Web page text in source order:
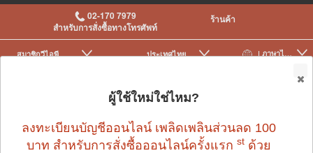
02-170 7979
สำหรับการสั่งซื้อทางโทรศัพท์
ร้านค้า
| ภาษาไทย
ประเทศไทย
สมาชิกวีไอพี
|
ผู้ใช้ใหม่ใช่ไหม?
ลงทะเบียนบัญชีออนไลน์ เพลิดเพลินส่วนลด 100
บาท สำหรับการสั่งซื้อออนไลน์ครั้งแรกst ด้วย